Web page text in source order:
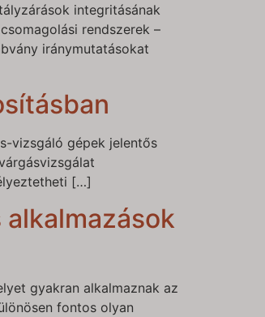
integritásának
rendszerek –
iránymutatásokat
vizsgáló gépek jelentős
[…]
gyakran alkalmaznak az
fontos olyan